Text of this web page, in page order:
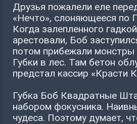
Друзья пожалели еле
«Нечто», слоняющееся по
Когда залепленного
арестовали, Боб
потом прибежали монстры
Губки в лес. Там бетон
предстал кассир «Красти
Губка Боб Квадратные
набором фокусника.
чудеса. Поэтому думает,